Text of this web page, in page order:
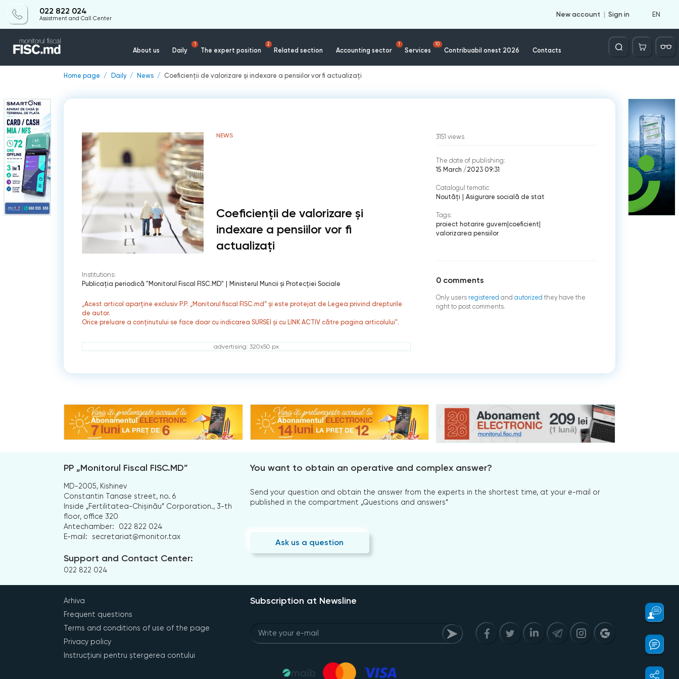
022 822 024
Assistment and Call Center
New account Sign in EN
About us Daily
1
The expert position
2
Related section Accounting sector
1
Services
10
Contribuabil onest 2026 Contacts
Căutare
Home page Daily News Coeficienții de valorizare și indexare a pensiilor vor fi actualizați
NEWS
Coeficienții de valorizare și
indexare a pensiilor vor fi
actualizați
Institutions:
Publicaţia periodică "Monitorul Fiscal FISC.MD"
Ministerul Muncii și Protecției Sociale
„Acest articol aparține exclusiv P.P. „Monitorul fiscal FISC.md” și este protejat de Legea privind drepturile
de autor.
Orice preluare a conținutului se face doar cu indicarea SURSEI și cu LINK ACTIV către pagina articolului”.
advertising: 320x50 px
3151 views
The date of publishing:
15 March /2023 09:31
Catalogul tematic
Noutăți
Asigurare socială de stat
Tags:
proiect hotarire guvern coeficient
valorizarea pensiilor
0 comments
Only users registered and autorized they have the
right to post comments.
PP „Monitorul Fiscal FISC.MD”
MD-2005, Kishinev
Constantin Tanase street, no. 6
Inside „Fertilitatea-Chișinău” Corporation., 3-th
floor, office 320
Antechamber:
022 822 024
E-mail:
secretariat@monitor.tax
Support and Contact Center:
022 822 024
You want to obtain an operative and complex answer?
Send your question and obtain the answer from the experts in the shortest time, at your e-mail or
published in the compartment „Questions and answers”
Ask us a question
Arhiva
Frequent questions
Terms and conditions of use of the page
Privacy policy
Instrucțiuni pentru ștergerea contului
Subscription at Newsline